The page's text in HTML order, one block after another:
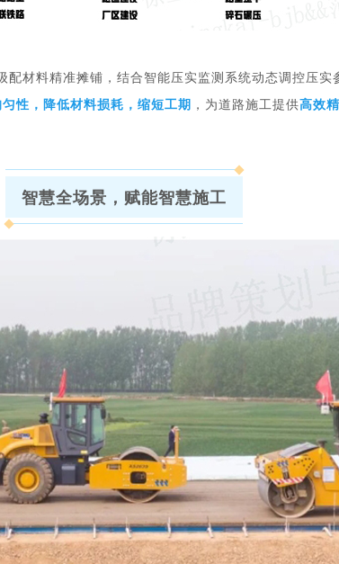
配材料精准摊铺，结合智能压实监测系统动态调控压
性，降低材料损耗，缩短工期 ，为道路施工提供高效
智慧全场景 ， 赋能智慧施工